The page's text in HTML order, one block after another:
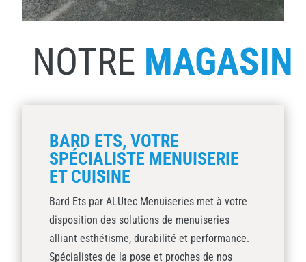
NOTRE MAGASIN
BARD ETS, VOTRE
SPÉCIALISTE MENUISERIE
ET CUISINE
Bard Ets par ALUtec Menuiseries met à votre
disposition des solutions de menuiseries
alliant esthétisme, durabilité et performance.
Spécialistes de la pose et proches de nos